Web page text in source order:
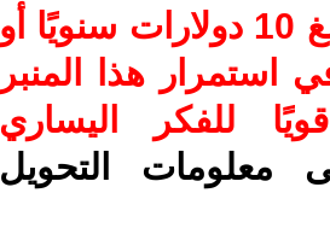
ساهم/ي معنا! بدعمكم بمبلغ 10 دولارات سنويًا أو
استمرار هذا المنبر
للفكر اليساري
معلومات التحويل